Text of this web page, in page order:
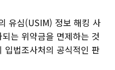
유심(USIM) 정보 해킹 사
는 위약금을 면제하는 것
입법조사처의 공식적인 판